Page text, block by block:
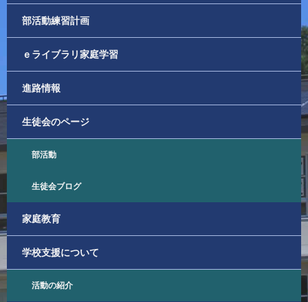
部活動練習計画
ｅライブラリ家庭学習
進路情報
生徒会のページ
部活動
生徒会ブログ
家庭教育
学校支援について
活動の紹介